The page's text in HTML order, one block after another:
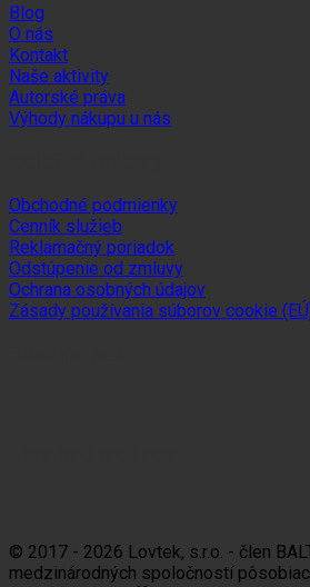
Blog
O nás
Kontakt
Naše aktivity
Autorské práva
Výhody nákupu u nás
Obchodné podmienky
Cenník služieb
Reklamačný poriadok
Odstúpenie od zmluvy
Ochrana osobných údajov
Zásady používania súborov cookie
© 2017 - 2026 Lovtek, s.r.o. - člen
medzinárodných spoločností